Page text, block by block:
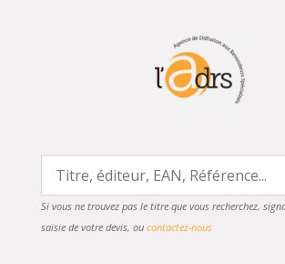
Si vous ne trouvez pas le titre que vous recherchez,
saisie de votre devis, ou contactez-nous